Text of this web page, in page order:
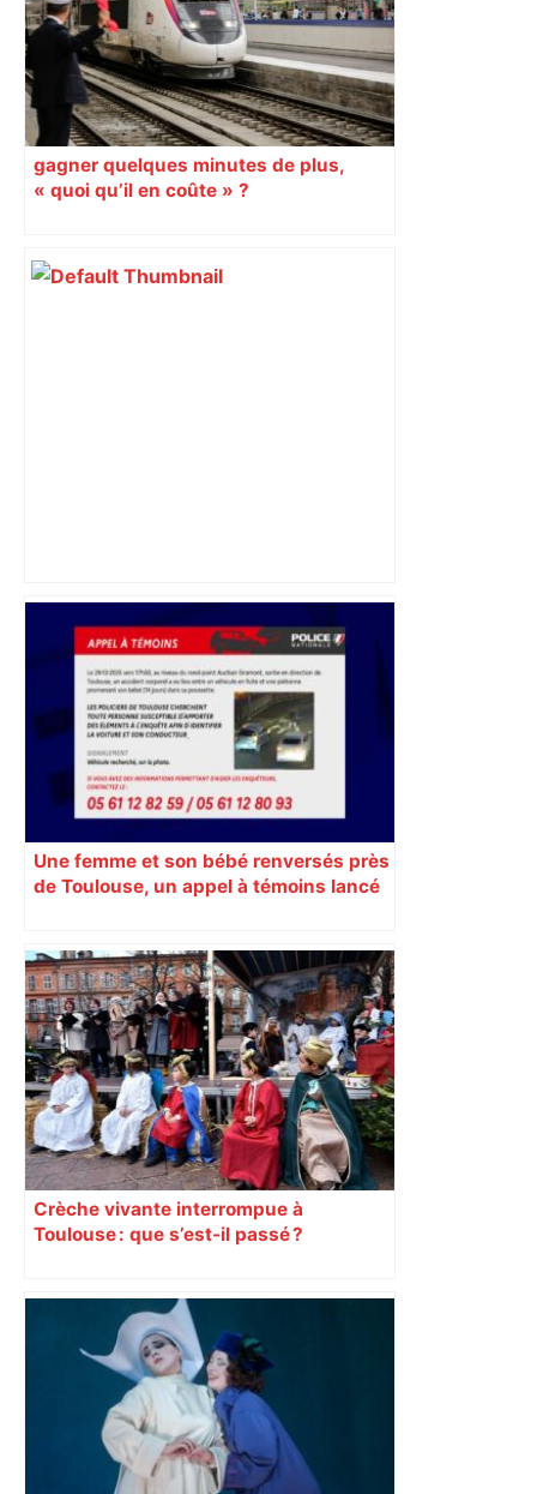
de Toulouse – ladepeche.fr
gagner quelques minutes de plus,
« quoi qu’il en coûte » ?
Toulouse. Ambition Toulouse Métropole
mobilise 51 structures pour accélérer
les transitions du territoire –
Entreprises Occitanie
Une femme et son bébé renversés près
de Toulouse, un appel à témoins lancé
Crèche vivante interrompue à
Toulouse : que s’est-il passé ?